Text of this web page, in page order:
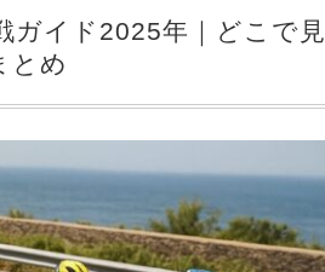
ガイド2025年｜どこで見
とめ